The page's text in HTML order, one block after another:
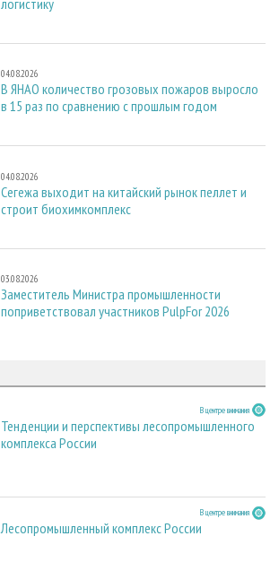
логистику
04.08.2026
В ЯНАО количество грозовых пожаров выросло
в 15 раз по сравнению с прошлым годом
04.08.2026
Сегежа выходит на китайский рынок пеллет и
строит биохимкомплекс
03.08.2026
Заместитель Министра промышленности
поприветствовал участников PulpFor 2026
В центре внимания
Тенденции и перспективы лесопромышленного
комплекса России
В центре внимания
Лесопромышленный комплекс России